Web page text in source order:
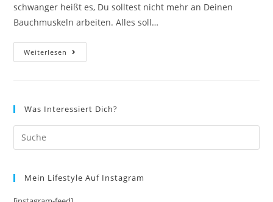
schwanger heißt es, Du solltest nicht mehr an Deinen
Bauchmuskeln arbeiten. Alles soll…
Weiterlesen Bauchmuskeln,
Bikini-
Was Interessiert Dich?
Mein Lifestyle Auf Instagram